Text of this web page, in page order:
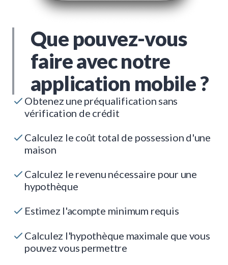
Que pouvez-vous
faire avec notre
application mobile ?
Obtenez une préqualification sans
vérification de crédit
Calculez le coût total de possession d'une
maison
Calculez le revenu nécessaire pour une
hypothèque
Estimez l'acompte minimum requis
Calculez l'hypothèque maximale que vous
pouvez vous permettre